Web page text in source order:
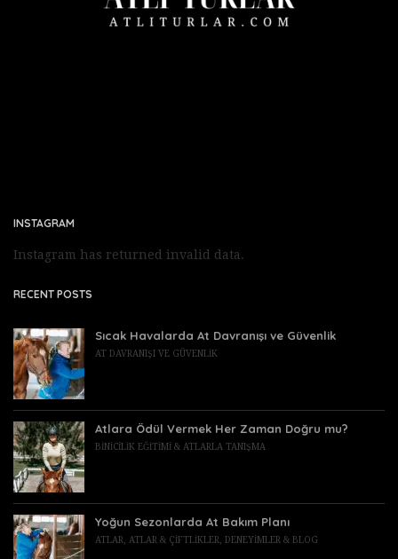
INSTAGRAM
Instagram has returned invalid data.
RECENT POSTS
Sıcak Havalarda At Davranışı ve Güvenlik
AT DAVRANIŞI VE GÜVENLIK
Atlara Ödül Vermek Her Zaman Doğru mu?
BINICILIK EĞITIMI & ATLARLA TANIŞMA
Yoğun Sezonlarda At Bakım Planı
ATLAR ATLAR & ÇIFTLIKLER DENEYIMLER & BLOG